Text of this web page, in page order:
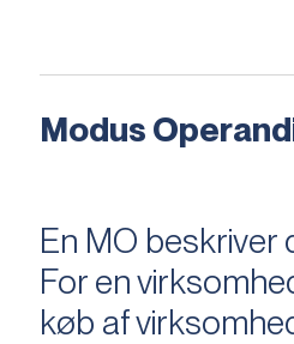
Modus
En MO
For en
køb af